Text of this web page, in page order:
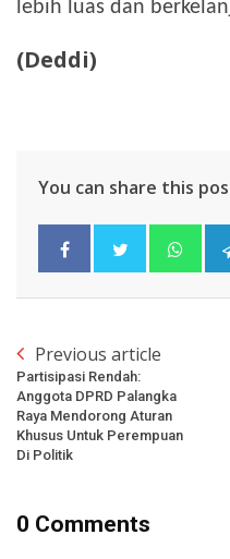
lebih luas dan
(Deddi)
You can share this
Previous article
Partisipasi Rendah:
Anggota DPRD Palangka
Raya Mendorong Aturan
Khusus Untuk Perempuan
Di Politik
0 Comments